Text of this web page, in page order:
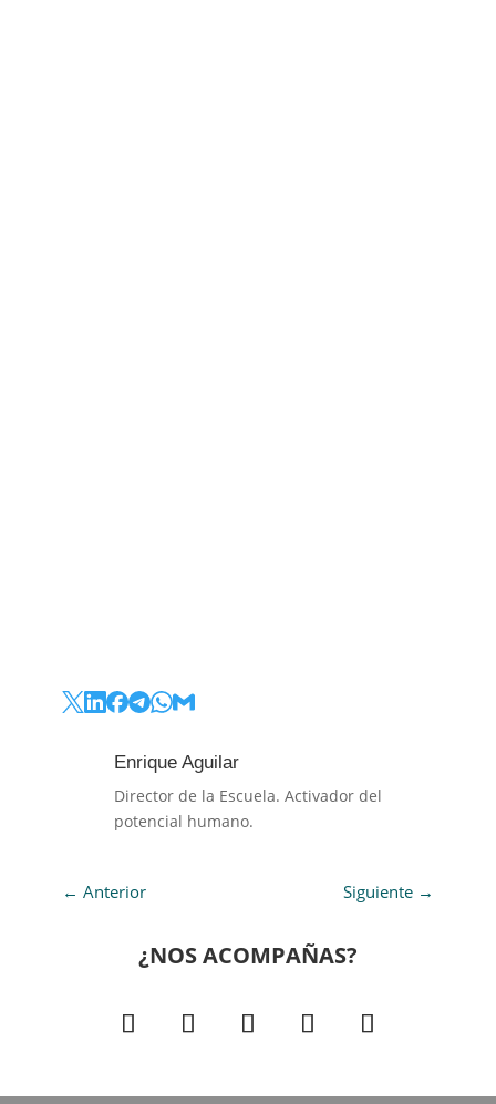
Enrique Aguilar
Director de la Escuela. Activador del
potencial humano.
← Anterior Siguiente →
¿NOS ACOMPAÑAS?